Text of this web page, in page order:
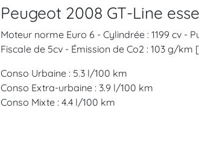
Peugeot 2008 GT-Line
Moteur norme Euro 6 - Cylindrée : 1199 cv -
Fiscale de 5cv - Émission de Co2 : 103 g/km
Conso Urbaine : 5.3 l/100 km
Conso Extra-urbaine : 3.9 l/100 km
Conso Mixte : 4.4 l/100 km